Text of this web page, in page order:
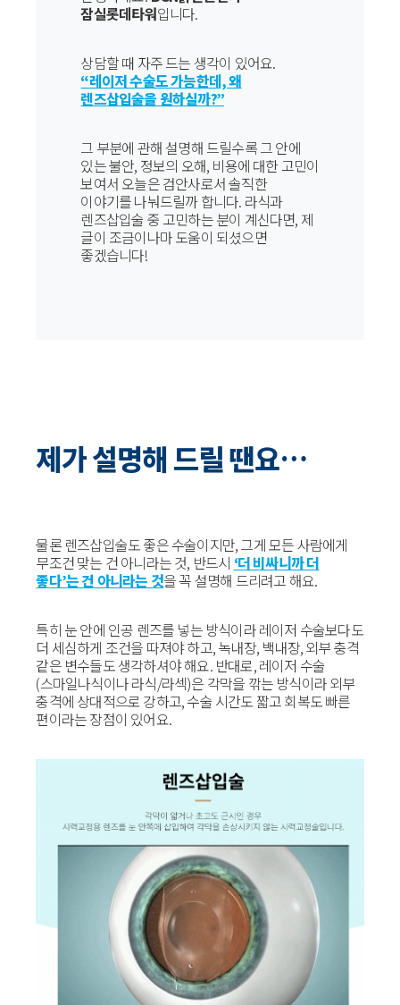
잠실롯데타워입니다.
상담할 때 자주 드는 생각이 있어요.
“레이저 수술도 가능한데, 왜
렌즈삽입술을 원하실까?”
그 부분에 관해 설명해 드릴수록 그 안에
있는 불안, 정보의 오해, 비용에 대한 고민이
보여서 오늘은 검안사로서 솔직한
이야기를 나눠드릴까 합니다. 라식과
렌즈삽입술 중 고민하는 분이 계신다면, 제
글이 조금이나마 도움이 되셨으면
좋겠습니다!
제가 설명해 드릴 땐요…
물론 렌즈삽입술도 좋은 수술이지만, 그게 모든 사람에게
무조건 맞는 건 아니라는 것, 반드시 ‘더 비싸니까 더
좋다’는 건 아니라는 것을 꼭 설명해 드리려고 해요.
특히 눈 안에 인공 렌즈를 넣는 방식이라 레이저 수술보다도
더 세심하게 조건을 따져야 하고, 녹내장, 백내장, 외부 충격
같은 변수들도 생각하셔야 해요. 반대로, 레이저 수술
(스마일나식이나 라식/라섹)은 각막을 깎는 방식이라 외부
충격에 상대적으로 강하고, 수술 시간도 짧고 회복도 빠른
편이라는 장점이 있어요.